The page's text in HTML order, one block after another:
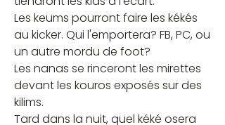
Les keums pourront faire les kékés
au kicker. Qui l'emportera? FB, PC, ou
un autre mordu de foot?
Les nanas se rinceront les mirettes
devant les kouros exposés sur des
kilims.
Tard dans la nuit, quel kéké osera